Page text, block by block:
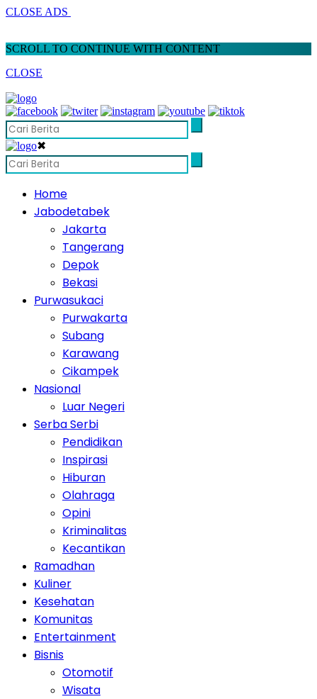
CLOSE ADS
SCROLL TO CONTINUE WITH CONTENT
CLOSE
✖
Home
Jabodetabek
Jakarta
Tangerang
Depok
Bekasi
Purwasukaci
Purwakarta
Subang
Karawang
Cikampek
Nasional
Luar Negeri
Serba Serbi
Pendidikan
Inspirasi
Hiburan
Olahraga
Opini
Kriminalitas
Kecantikan
Ramadhan
Kuliner
Kesehatan
Komunitas
Entertainment
Bisnis
Otomotif
Wisata